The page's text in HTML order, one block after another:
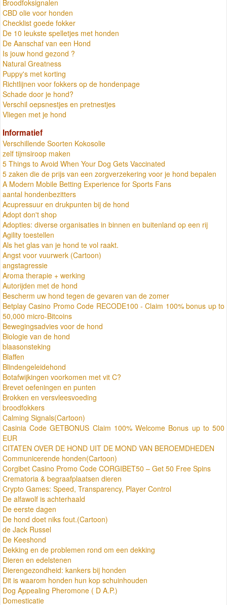
Broodfoksignalen
CBD olie voor honden
Checklist goede fokker
De 10 leukste spelletjes met honden
De Aanschaf van een Hond
Is jouw hond gezond ?
Natural Greatness
Puppy's met korting
Richtlijnen voor fokkers op de hondenpage
Schade door je hond?
Verschil oepsnestjes en pretnestjes
Vliegen met je hond
Informatief
Verschillende Soorten Kokosolie
zelf tijmsiroop maken
5 Things to Avoid When Your Dog Gets Vaccinated
5 zaken die de prijs van een zorgverzekering voor je hond bepalen
A Modern Mobile Betting Experience for Sports Fans
aantal hondenbezitters
Acupressuur en drukpunten bij de hond
Adopt don't shop
Adopties: diverse organisaties in binnen en buitenland op een rij
Agility toestellen
Als het glas van je hond te vol raakt.
Angst voor vuurwerk (Cartoon)
angstagressie
Aroma therapie + werking
Autorijden met de hond
Bescherm uw hond tegen de gevaren van de zomer
Betplay Casino Promo Code RECODE100 - Claim 100% bonus up to
50,000 micro-Bitcoins
Bewegingsadvies voor de hond
Biologie van de hond
blaasonsteking
Blaffen
Blindengeleidehond
Botafwijkingen voorkomen met vit C?
Brevet oefeningen en punten
Brokken en versvleesvoeding
broodfokkers
Calming Signals(Cartoon)
Casinia Code GETBONUS Claim 100% Welcome Bonus up to 500
EUR
CITATEN OVER DE HOND UIT DE MOND VAN BEROEMDHEDEN
Communicerende honden(Cartoon)
Corgibet Casino Promo Code CORGIBET50 – Get 50 Free Spins
Crematoria & begraafplaatsen dieren
Crypto Games: Speed, Transparency, Player Control
De alfawolf is achterhaald
De eerste dagen
De hond doet niks fout.(Cartoon)
de Jack Russel
De Keeshond
Dekking en de problemen rond om een dekking
Dieren en edelstenen
Dierengezondheid: kankers bij honden
Dit is waarom honden hun kop schuinhouden
Dog Appealing Pheromone ( D A.P.)
Domesticatie